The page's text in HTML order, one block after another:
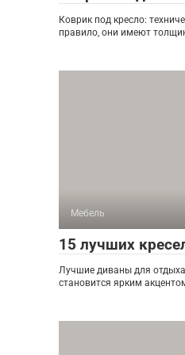
Коврик под кресло:
правило, они имеют
Мебель
15 лучших
Лучшие диваны для
становится ярким